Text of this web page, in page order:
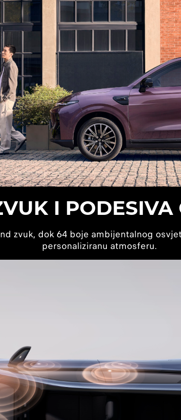
I PODESIVA
zvuk, dok 64 boje ambijentalnog
personaliziranu atmosferu.